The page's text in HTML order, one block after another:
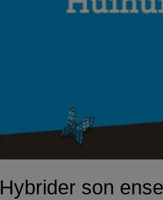
Hybrider son